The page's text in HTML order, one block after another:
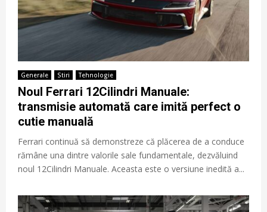
Generale Stiri Tehnologie
Noul Ferrari 12Cilindri Manuale:
transmisie automată care imită perfect o
cutie manuală
Ferrari continuă să demonstreze că plăcerea de a conduce
rămâne una dintre valorile sale fundamentale, dezvăluind
noul 12Cilindri Manuale. Aceasta este o versiune inedită a...